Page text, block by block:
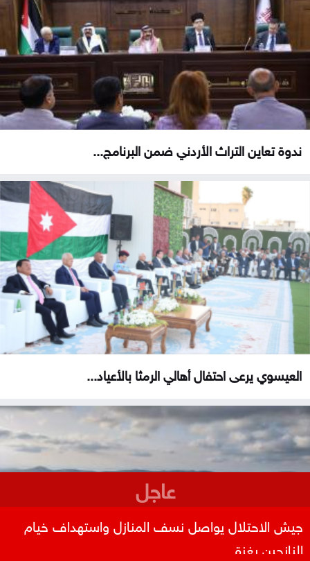
ندوة تعاين التراث الأردني ضمن البرنامج...
العيسوي يرعى احتفال أهالي الرمثا بالأعياد...
عاجل
جيش الاحتلال يواصل نسف المنازل واستهداف خيام
النازحين بغزة